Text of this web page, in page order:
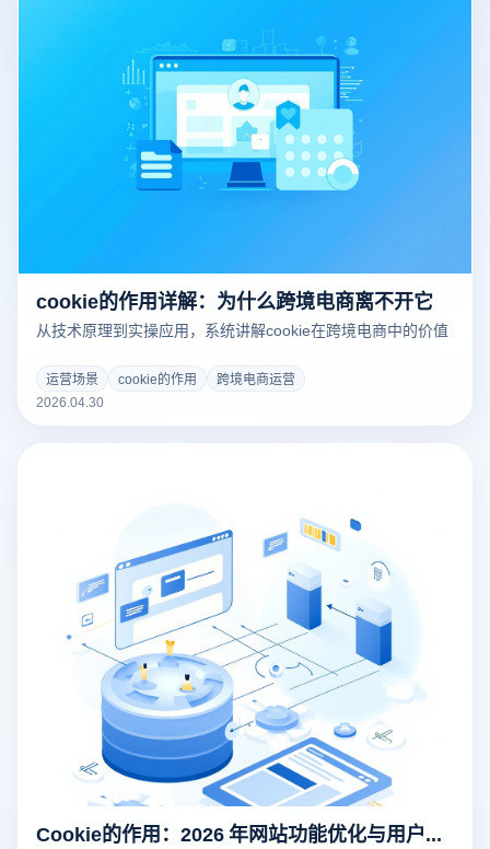
cookie的作用详解：为什么跨境电商离不开它
从技术原理到实操应用，系统讲解cookie在跨境电商中的价值
运营场景 cookie的作用
跨境电商运营
2026.04.30
Cookie的作用：2026 年网站功能优化与用户体验提升实战指南